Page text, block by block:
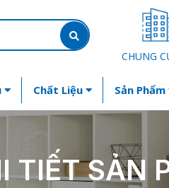
CHUNG
Chất Liệu Sản Phẩm
TIẾT SẢN